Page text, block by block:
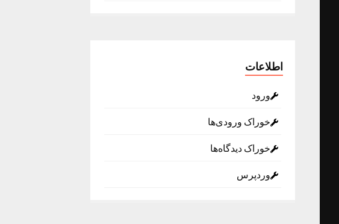
اطلاعات
ورود
خوراک ورودی‌ها
خوراک دیدگاه‌ها
وردپرس